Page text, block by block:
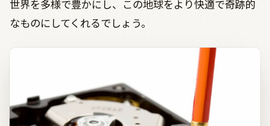
世界を多様で豊かにし、この地球をより快適で奇跡的
なものにしてくれるでしょう。